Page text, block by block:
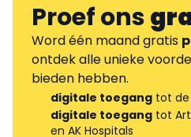
Proef ons
Word één maand gratis
ontdek alle unieke
bieden hebben.
digitale toegang tot
digitale toegang tot
en AK Hospitals